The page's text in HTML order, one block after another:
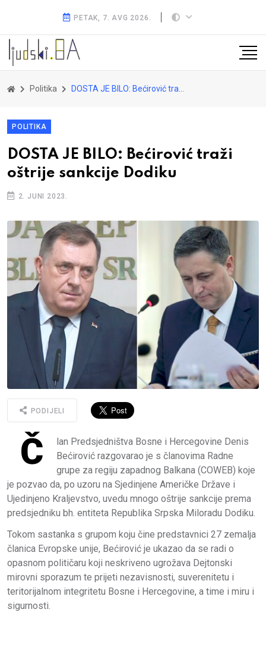
PETAK, 7. AVG 2026.
Politika DOSTA JE BILO: Bećirović traži oštrije sankcije Dodiku
POLITIKA
DOSTA JE BILO: Bećirović traži
oštrije sankcije Dodiku
2. JUNI 2023.
PODIJELI
Č
lan Predsjedništva Bosne i Hercegovine Denis
Bećirović razgovarao je s članovima Radne
grupe za regiju zapadnog Balkana (COWEB) koje
je pozvao da, po uzoru na Sjedinjene Američke Države i
Ujedinjeno Kraljevstvo, uvedu mnogo oštrije sankcije prema
predsjedniku bh. entiteta Republika Srpska Miloradu Dodiku.
Tokom sastanka s grupom koju čine predstavnici 27 zemalja
članica Evropske unije, Bećirović je ukazao da se radi o
opasnom političaru koji neskriveno ugrožava Dejtonski
mirovni sporazum te prijeti nezavisnosti, suverenitetu i
teritorijalnom integritetu Bosne i Hercegovine, a time i miru i
sigurnosti.